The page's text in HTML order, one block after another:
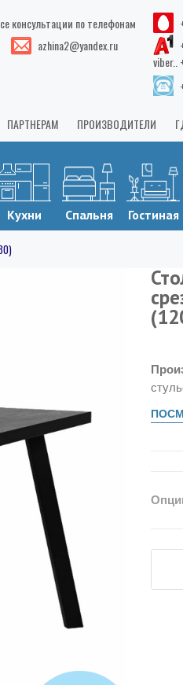
консультации по телефонам
azhina2@yandex.ru
viber..
ПАРТНЕРАМ ПРОИЗВОДИТЕЛИ
Кухни Спальня Гостиная